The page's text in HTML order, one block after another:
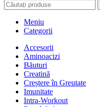
Meniu
Categorii
Accesorii
Aminoacizi
Băuturi
Creatină
Creștere în Greutate
Imunitate
Intra-Workout